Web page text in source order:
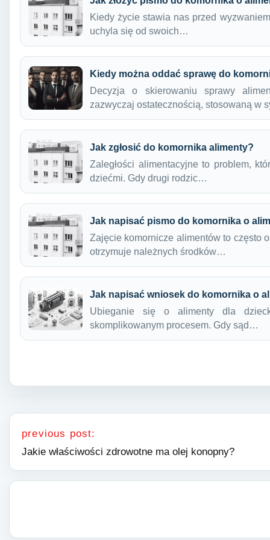
Kiedy życie stawia nas przed
uchyla się od swoich…
Kiedy można oddać sprawę do
Decyzja o skierowaniu sprawy
zazwyczaj ostatecznością, stosowaną w
Jak zgłosić do komornika alimenty?
Zaległości alimentacyjne to problem,
dziećmi. Gdy drugi rodzic…
Jak napisać pismo do komornika o
Zajęcie komornicze alimentów to często
otrzymuje należnych środków…
Jak napisać wniosek do komornika o
Ubieganie się o alimenty dla
skomplikowanym procesem. Gdy sąd…
Nawigacja wpisu
previous post:
Jakie właściwości zdrowotne ma olej konopny?